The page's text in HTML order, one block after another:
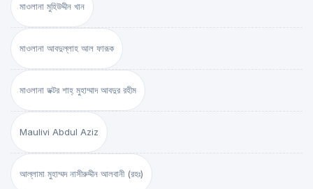
মাওলানা মুহিউদ্দীন খান
মাওলানা আবদুল্লাহ আল ফারূক
মাওলানা ডক্টর শাহ্‌ মুহাম্মাদ আবদুর রহীম
Maulivi Abdul Aziz
আল্লামা মুহাম্মদ নাসীরুদ্দীন আলবানী (রহঃ)